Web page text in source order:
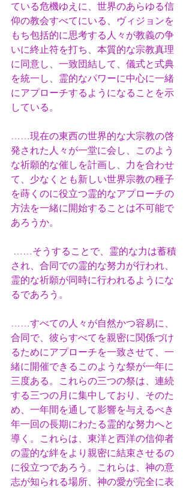
ている危機ゆえに、世界のあらゆる信
仰の教会すべてにいる、ヴィジョンを
もち包括的に思考する人々が教義の争
いに終止符を打ち、本質的な宗教真理
に同意し、一致団結して、儀式と式典
を統一し、霊的なパワーに中心に一緒
にアプローチするようになることを示
している。
……現在の東西の世界的な大宗教の啓
発された人々が一堂に会し、このよう
な祈願的な催しを計画し、力を合わせ
て、少なくとも新しい世界宗教の種子
を蒔くのに役立つ霊的なアプローチの
方法を一緒に開始することは不可能で
あろうか。
……そうすることで、霊的な力は蓄積
され、合同での霊的な努力が行われ、
霊的な祈願が同時に行われるようにな
るであろう。
……すべての人々が自然かつ容易に、
合同で、彼らすべてを親密に関係づけ
るためにアプローチを一致させて、一
緒に開催できるこのような祭が一年に
三度ある。これらの三つの祭は、連続
する三つの月に集中しており、そのた
め、一年間を通して影響を与えるべき
年一回の長期にわたる霊的な努力へと
導く。これらは、東洋と西洋の信仰者
の霊的な絆をより親密に結束させるの
に役立つであろう。これらは、神の意
志が知られる場所、神の愛が完全に表